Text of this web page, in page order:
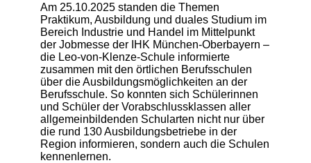
Am 25.10.2025 standen die Themen
Praktikum, Ausbildung und duales Studium im
Bereich Industrie und Handel im Mittelpunkt
der Jobmesse der IHK München-Oberbayern –
die Leo-von-Klenze-Schule informierte
zusammen mit den örtlichen Berufsschulen
über die Ausbildungsmöglichkeiten an der
Berufsschule. So konnten sich Schülerinnen
und Schüler der Vorabschlussklassen aller
allgemeinbildenden Schularten nicht nur über
die rund 130 Ausbildungsbetriebe in der
Region informieren, sondern auch die Schulen
kennenlernen.